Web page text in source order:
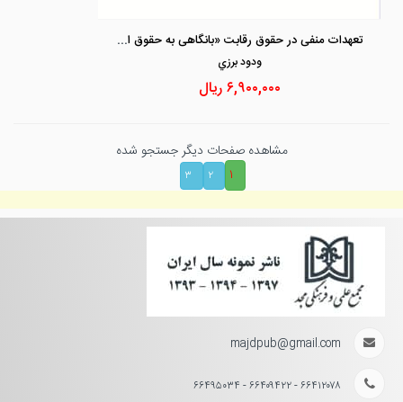
تعهدات منفی در حقوق رقابت «بانگاهی به حقوق اسلام ، اتحادیه اروپا و آمریکا »
ودود برزي
۶,۹۰۰,۰۰۰ریال
مشاهده صفحات دیگر جستجو شده
۱
۲ ۳
majdpub@gmail.com
۶۶۴۱۲۰۷۸ - ۶۶۴۰۹۴۲۲ - ۶۶۴۹۵۰۳۴